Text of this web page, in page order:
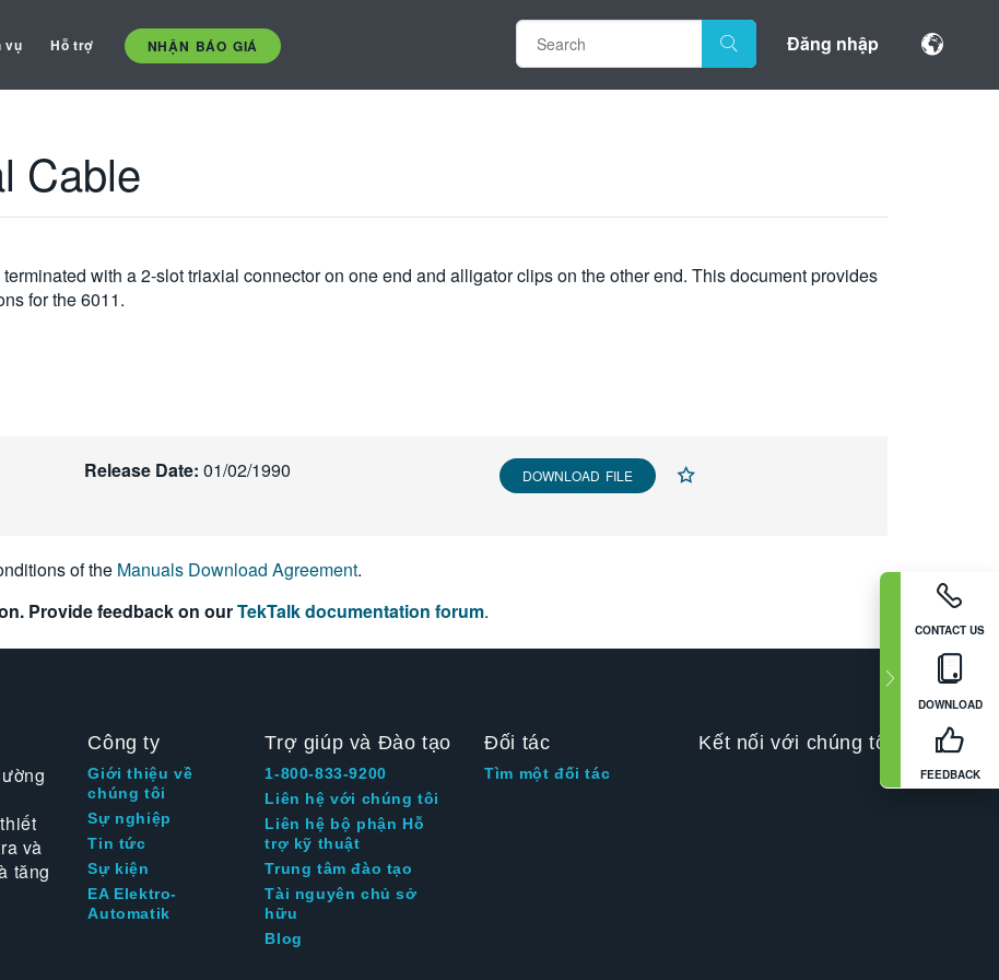
vụ Hỗ trợ NHẬN BÁO GIÁ Đăng nhập
CONTACT US
DOWNLOAD
FEEDBACK
Cable
with a 2-slot triaxial connector on one end and alligator clips on the other end. This document provides
for the 6011.
Release Date: 01/02/1990 DOWNLOAD FILE
of the Manuals Download Agreement.
Provide feedback on ourTekTalk documentation forum.
và
tăng
Công ty
Giới thiệu về
chúng tôi
Sự nghiệp
Tin tức
Sự kiện
EA Elektro-
Automatik
Trợ giúp và Đào tạo
1-800-833-9200
Liên hệ với chúng tôi
Liên hệ bộ phận Hỗ
trợ kỹ thuật
Trung tâm đào tạo
Tài nguyên chủ sở
hữu
Blog
Đối tác
Tìm một đối tác
Kết nối với chúng tôi